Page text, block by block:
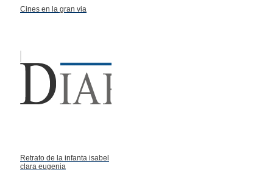
Cines en la gran via
Retrato de la infanta isabel
clara eugenia